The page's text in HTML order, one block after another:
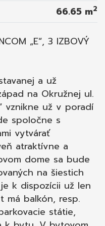
ukončené
vývody vodovodu –
potrubí v kuchyni,
a „sifónov“, 
dlažba
spádované,  v
káblová TV;
vstup; 
 parkovanie pri
4. kvartál 2027
66.65 m2
„E“, 3 IZBOVÝ
a už
na Okružnej ul.
vznikne už v poradí
spoločne s
vytvárať
atraktívne a
dome sa bude
na šiestich
k dispozícii už len
má balkón, resp.
státie,